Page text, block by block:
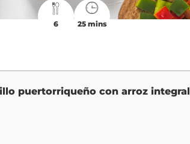
6 25 mins
puertorriqueño con arroz integral